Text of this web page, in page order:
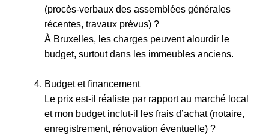
(procès-verbaux des assemblées générales
récentes, travaux prévus) ?
​À Bruxelles, les charges peuvent alourdir le
budget, surtout dans les immeubles anciens.
Budget et financement
Le prix est-il réaliste par rapport au marché local
et mon budget inclut-il les frais d’achat (notaire,
enregistrement, rénovation éventuelle) ?